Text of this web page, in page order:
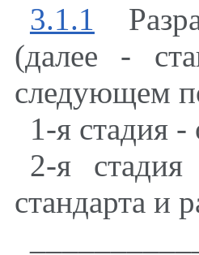
3.1.1
(далее -
следующем
1-я стадия -
2-я стадия
стандарта и